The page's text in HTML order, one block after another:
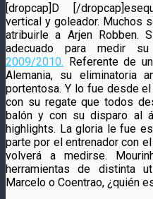
[dropcap]D [/
vertical y goleador. Muchos
atribuirle a Arjen Robben.
adecuado para medir
2009/2010. Referente de
Alemania, su eliminatoria
portentosa. Y lo fue desde
con su regate que todos
balón y con su disparo al
highlights. La gloria le fue
parte por el entrenador con
volverá a medirse.
herramientas de distinta
Marcelo o Coentrao, ¿quién